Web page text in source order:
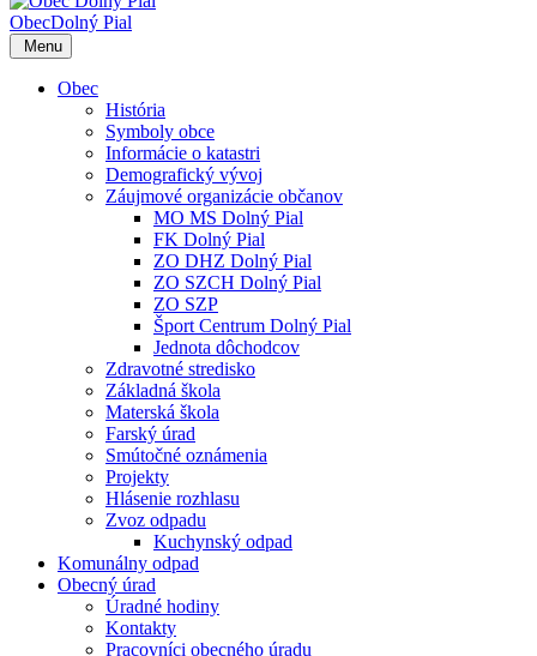
ObecDolný Pial
Menu
Obec
História
Symboly obce
Informácie o katastri
Demografický vývoj
Záujmové organizácie občanov
MO MS Dolný Pial
FK Dolný Pial
ZO DHZ Dolný Pial
ZO SZCH Dolný Pial
ZO SZP
Šport Centrum Dolný Pial
Jednota dôchodcov
Zdravotné stredisko
Základná škola
Materská škola
Farský úrad
Smútočné oznámenia
Projekty
Hlásenie rozhlasu
Zvoz odpadu
Kuchynský odpad
Komunálny odpad
Obecný úrad
Úradné hodiny
Kontakty
Pracovníci obecného úradu